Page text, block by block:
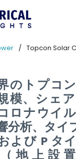
Topcon Solar
のトプコ
模、シェ
ロナウイ
分析、タイ
よび P タ
地上設